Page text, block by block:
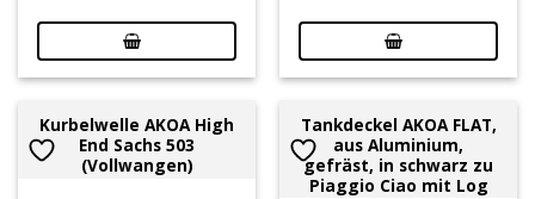
Kurbelwelle AKOA High
End Sachs 503
(Vollwangen)
Tankdeckel AKOA FLAT,
aus Aluminium,
gefräst, in schwarz zu
Piaggio Ciao mit Log